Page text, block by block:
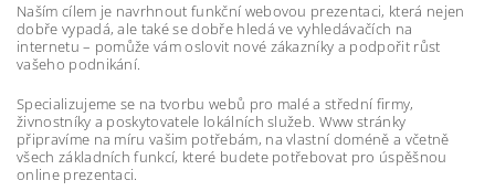
Naším cílem je navrhnout funkční webovou prezentaci, která nejen
dobře vypadá, ale také se dobře hledá ve vyhledávačích na
internetu – pomůže vám oslovit nové zákazníky a podpořit růst
vašeho podnikání.
Specializujeme se na tvorbu webů pro malé a střední firmy,
živnostníky a poskytovatele lokálních služeb. Www stránky
připravíme na míru vašim potřebám, na vlastní doméně a včetně
všech základních funkcí, které budete potřebovat pro úspěšnou
online prezentaci.